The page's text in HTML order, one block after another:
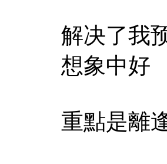
解决了我
想象中好
重點是離